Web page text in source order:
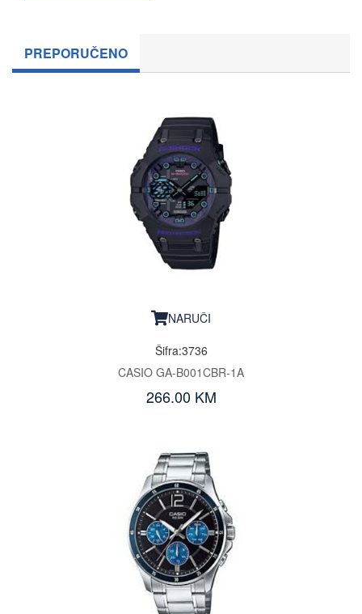
PREPORUČENO
NARUČI
Šifra:3736
CASIO GA-B001CBR-1A
266.00 KM